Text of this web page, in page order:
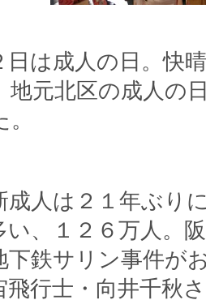
日は成人の日。快
地元北区の成人の
成人は２１年ぶり
い、１２６万人。
下鉄サリン事件が
飛行士・向井千秋